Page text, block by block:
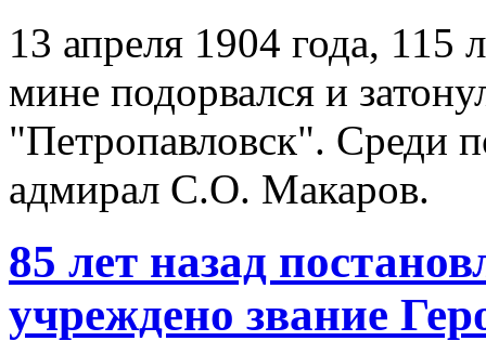
13 апреля 1904 года, 115
мине подорвался и
"Петропавловск". Среди
адмирал С.О. Макаров.
85 лет назад
учреждено звание